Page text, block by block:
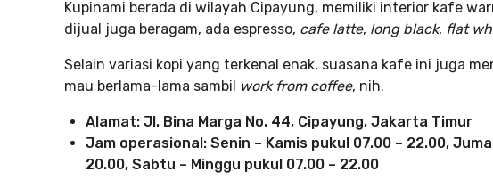
Kupinami berada di wilayah Cipayung, memiliki interior kafe
dijual juga beragam, ada espresso, cafe latte, long black, flat
Selain variasi kopi yang terkenal enak, suasana kafe ini juga
mau berlama-lama sambil work from coffee, nih.
Alamat: Jl. Bina Marga No. 44, Cipayung, Jakarta Timur
Jam operasional: Senin – Kamis pukul 07.00 – 22.00,
20.00, Sabtu – Minggu pukul 07.00 – 22.00